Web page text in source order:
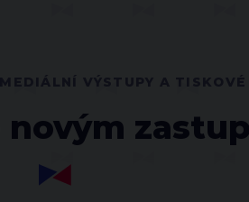
novým